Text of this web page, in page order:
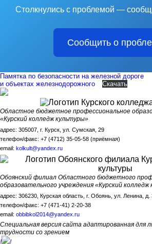
Столкнулись с проблемой —
Сообщить о
Памятка по безопасности на железной дороге
и объектах железнодорожного
Скачать
Областное бюджетное профессиональное
«Курский колледж культуры»
адрес: 305007, г. Курск, ул. Сумская, 29
телефон/факс: +7 (4712) 35-05-58 (приёмная)
email: kolkult@yandex.ru
Обоянский филиал Областного бюджетного
образовательного учреждения «Курский колледж
адрес: 306230, Курская область, г. Обоянь, ул. Ленина, д.
телефон/факс: +7 (471-41) 2-20-38
email: obbibkol2014@yandex.ru
Специальная версия сайта адаптированная для
трудности со зрением
!
!